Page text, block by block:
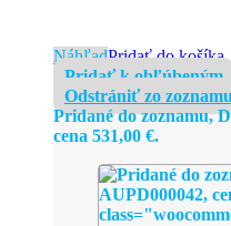
NáhľadPridať do košíka
Pridať k obľúbeným
Odstrániť zo zoznamu
Pridané do zoznamu,
cena 531,00 €.